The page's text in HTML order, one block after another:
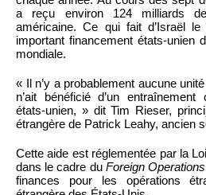
a reçu environ 124 milliards
américaine. Ce qui fait d’Israël
important financement états-unien
mondiale.
« Il n’y a probablement aucune
n’ait bénéficié d’un
états-unien, » dit Tim Rieser,
étrangère de Patrick Leahy, ancien
Cette aide est réglementée par la
dans le cadre du Foreign
finances pour les opérations